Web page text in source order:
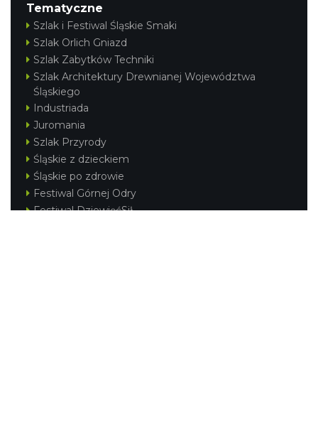
Tematyczne
Szlak i Festiwal Śląskie Smaki
Szlak Orlich Gniazd
Szlak Zabytków Techniki
Szlak Architektury Drewnianej Województwa
Śląskiego
Industriada
Juromania
Szlak Przyrody
Śląskie z dzieckiem
Śląskie po zdrowie
Festiwal Górnej Odry
Festiwal DziewięćSił